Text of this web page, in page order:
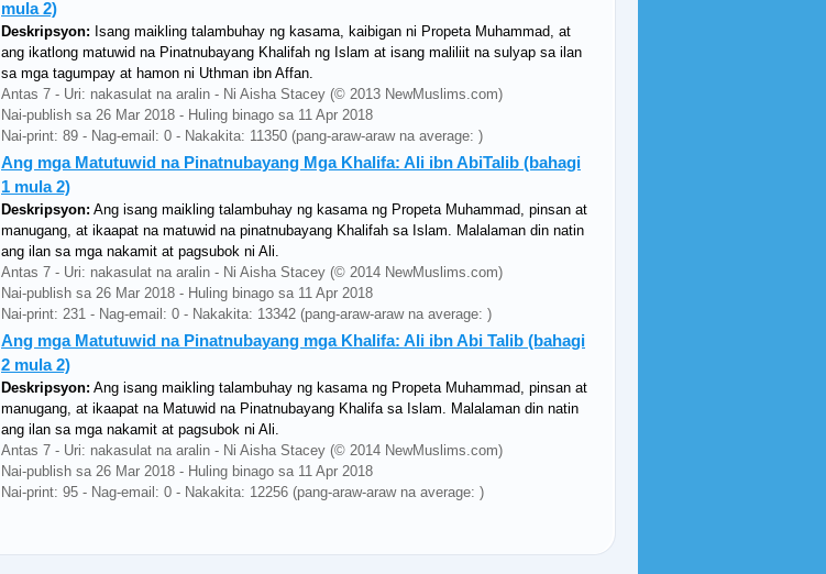
mula 2)
Deskripsyon: Isang maikling talambuhay ng kasama, kaibigan ni Propeta Muhammad, at
ang ikatlong matuwid na Pinatnubayang Khalifah ng Islam at isang maliliit na sulyap sa ilan
sa mga tagumpay at hamon ni Uthman ibn Affan.
Antas 7 - Uri: nakasulat na aralin - Ni Aisha Stacey (© 2013 NewMuslims.com)
Nai-publish sa 26 Mar 2018 - Huling binago sa 11 Apr 2018
Nai-print: 89 - Nag-email: 0 - Nakakita: 11350 (pang-araw-araw na average: )
Ang mga Matutuwid na Pinatnubayang Mga Khalifa: Ali ibn AbiTalib (bahagi
1 mula 2)
Deskripsyon: Ang isang maikling talambuhay ng kasama ng Propeta Muhammad, pinsan at
manugang, at ikaapat na matuwid na pinatnubayang Khalifah sa Islam. Malalaman din natin
ang ilan sa mga nakamit at pagsubok ni Ali.
Antas 7 - Uri: nakasulat na aralin - Ni Aisha Stacey (© 2014 NewMuslims.com)
Nai-publish sa 26 Mar 2018 - Huling binago sa 11 Apr 2018
Nai-print: 231 - Nag-email: 0 - Nakakita: 13342 (pang-araw-araw na average: )
Ang mga Matutuwid na Pinatnubayang mga Khalifa: Ali ibn Abi Talib (bahagi
2 mula 2)
Deskripsyon: Ang isang maikling talambuhay ng kasama ng Propeta Muhammad, pinsan at
manugang, at ikaapat na Matuwid na Pinatnubayang Khalifa sa Islam. Malalaman din natin
ang ilan sa mga nakamit at pagsubok ni Ali.
Antas 7 - Uri: nakasulat na aralin - Ni Aisha Stacey (© 2014 NewMuslims.com)
Nai-publish sa 26 Mar 2018 - Huling binago sa 11 Apr 2018
Nai-print: 95 - Nag-email: 0 - Nakakita: 12256 (pang-araw-araw na average: )